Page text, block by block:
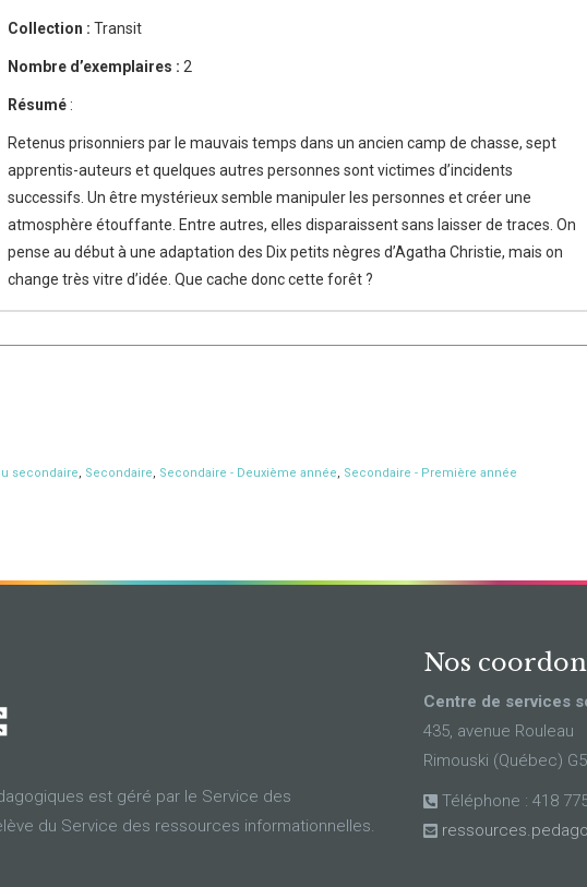
Collection : Transit
Nombre d’exemplaires : 2
Résumé:
Retenus prisonniers par le mauvais temps dans un ancien camp de chasse, sept
apprentis-auteurs et quelques autres personnes sont victimes d’incidents
successifs. Un être mystérieux semble manipuler les personnes et créer une
atmosphère étouffante. Entre autres, elles disparaissent sans laisser de traces. On
pense au début à une adaptation des Dix petits nègres d’Agatha Christie, mais on
change très vitre d’idée. Que cache donc cette forêt ?
secondaire, Secondaire, Secondaire - Deuxième année, Secondaire - Première année
est géré par le Service des
du Service des ressources informationnelles.
Nos
Centre de services
435, avenue Rouleau
Rimouski (Québec)
Téléphone : 418